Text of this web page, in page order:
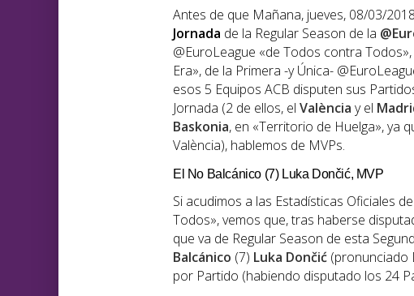
Antes de que Mañana, jueves, 08/03/
Jornada de la Regular Season de la
@EuroLeague «de Todos contra
Era», de la Primera -y Única-
esos 5 Equipos ACB disputen sus
Jornada (2 de ellos, el València y el
Baskonia, en «Territorio de Huelga», ya
València), hablemos de MVPs.
El No Balcánico (7) Luka Dončić, MVP
Si acudimos a las Estadísticas Oficiales
Todos», vemos que, tras haberse
que va de Regular Season de esta
Balcánico (7) Luka Dončić (pronunciado
por Partido (habiendo disputado los 24